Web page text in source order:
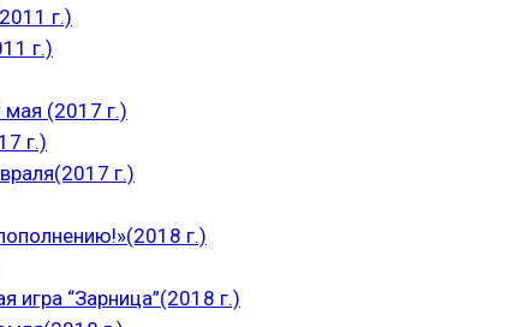
г.)
г.)
мая (2017 г.)
г.)
г.)
г.)
игра “Зарница”(2018 г.)